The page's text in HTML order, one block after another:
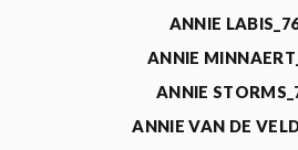
ANNIE
ANNIE
ANNIE
ANNIE VAN DE